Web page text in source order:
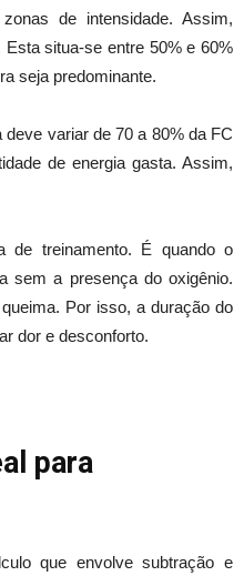
de intensidade. Assim,
situa-se entre 50% e 60%
seja predominante.
variar de 70 a 80% da FC
de energia gasta. Assim,
de treinamento. É quando o
sem a presença do oxigênio.
Por isso, a duração do
dor e desconforto.
para
que envolve subtração e